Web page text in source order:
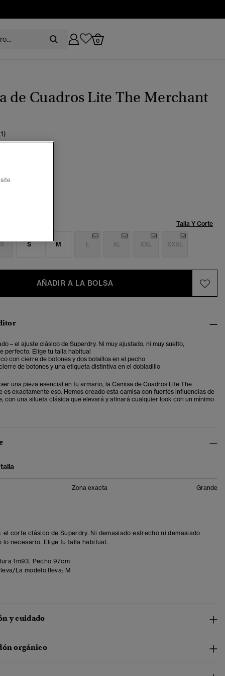
0
de Cuadros Lite The Merchant
Talla Y Corte
S M L XL XXL XXXL
AÑADIR A LA BOLSA
– el ajuste clásico de Superdry. Ni muy ajustado, ni muy suelto,
perfecto. Elige tu talla habitual
con cierre de botones y dos bolsillos en el pecho
de botones y una etiqueta distintiva en el dobladillo
una pieza esencial en tu armario, la Camisa de Cuadros Lite The
es exactamente eso. Hemos creado esta camisa con fuertes influencias de
con una silueta clásica que elevará y afinará cualquier look con un mínimo
Zona exacta Grande
el corte clásico de Superdry. Ni demasiado estrecho ni demasiado
lo necesario. Elige tu talla habitual.
1m93. Pecho 97cm
La modelo lleva: M
y cuidado
orgánico